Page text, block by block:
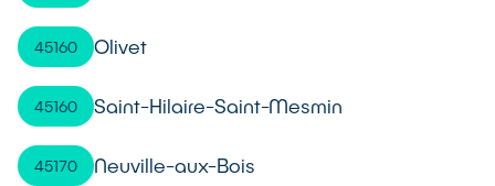
45160 Olivet
45160 Saint-Hilaire-Saint-Mesmin
45170 Neuville-aux-Bois